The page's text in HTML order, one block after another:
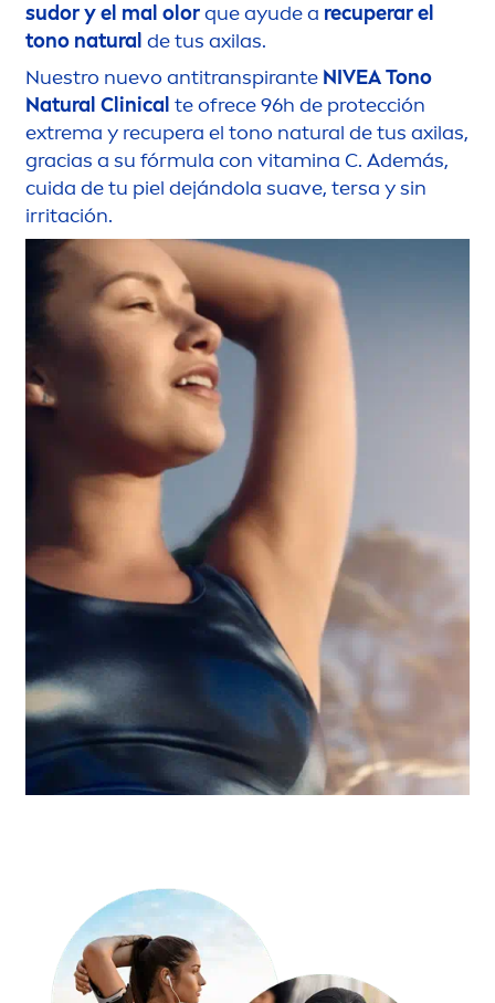
sudor y el mal olorque ayude a recuperar el
tono natural de tus axilas.
Nuestro nuevo antitranspirante NIVEATono
Natural Clinical te ofrece 96h de protección
extrema y recupera el tono natural de tus axilas,
gracias a su fórmula con vitamina C. Además,
cuida de tu piel dejándola suave, tersa y sin
irritación.